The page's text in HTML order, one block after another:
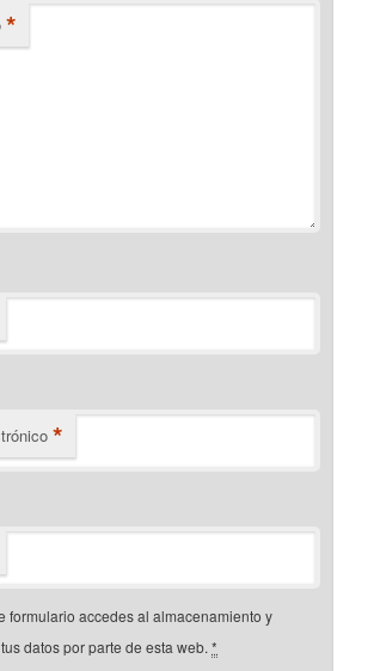
*
*
formulario accedes al almacenamiento y
datos por parte de esta web.*